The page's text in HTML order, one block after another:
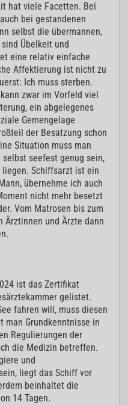
hat viele Facetten. Bei
bei gestandenen
selbst die übermannen,
Übelkeit und
eine relativ einfache
Affektierung ist nicht zu
Ich muss sterben.
zwar im Vorfeld viel
ein abgelegenes
Gemengelage
der Besatzung schon
Situation muss man
seefest genug sein,
liegen. Schiffsarzt ist ein
übernehme ich auch
nicht mehr besetzt
Vom Matrosen bis zum
Ärztinnen und Ärzte dann
ist das Zertifikat
gelistet.
fahren will, muss diesen
man Grundkenntnisse in
Regulierungen der
die Medizin betreffen.
und
liegt das Schiff vor
beinhaltet die
14 Tagen.